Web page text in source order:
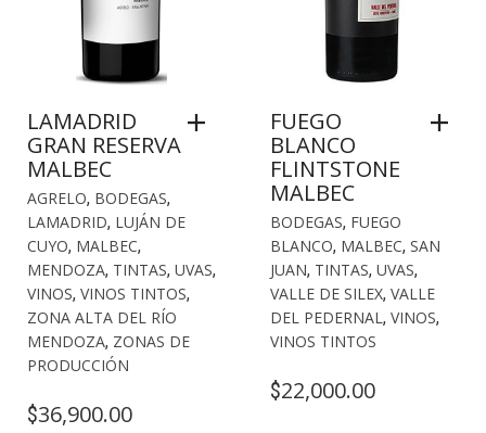
LAMADRID
GRAN RESERVA
MALBEC
AGRELO, BODEGAS,
LAMADRID, LUJÁN DE
CUYO, MALBEC,
MENDOZA, TINTAS, UVAS,
VINOS, VINOS TINTOS,
ZONA ALTA DEL RÍO
MENDOZA, ZONAS DE
PRODUCCIÓN
$36,900.00
FUEGO
BLANCO
FLINTSTONE
MALBEC
BODEGAS, FUEGO
BLANCO, MALBEC, SAN
JUAN, TINTAS, UVAS,
VALLE DE SILEX, VALLE
DEL PEDERNAL, VINOS,
VINOS TINTOS
$22,000.00